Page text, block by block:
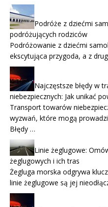
Podróże z dziećmi
podróżujących rodziców
Podróżowanie z dziećmi
ekscytująca przygoda, a z
Najczęstsze błędy w
niebezpiecznych: Jak unikać
Transport towarów
wyzwań, które mogą
Błędy …
Linie żeglugowe:
żeglugowych i ich tras
Żegluga morska odgrywa
linie żeglugowe są jej